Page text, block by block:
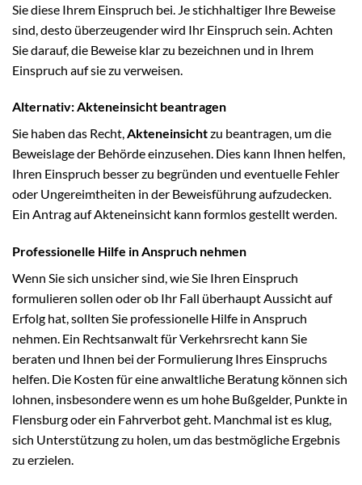
Sie diese Ihrem Einspruch bei. Je stichhaltiger Ihre Beweise
sind, desto überzeugender wird Ihr Einspruch sein. Achten
Sie darauf, die Beweise klar zu bezeichnen und in Ihrem
Einspruch auf sie zu verweisen.
Alternativ: Akteneinsicht beantragen
Sie haben das Recht,Akteneinsichtzu beantragen, um die
Beweislage der Behörde einzusehen. Dies kann Ihnen helfen,
Ihren Einspruch besser zu begründen und eventuelle Fehler
oder Ungereimtheiten in der Beweisführung aufzudecken.
Ein Antrag auf Akteneinsicht kann formlos gestellt werden.
Professionelle Hilfe in Anspruch nehmen
Wenn Sie sich unsicher sind, wie Sie Ihren Einspruch
formulieren sollen oder ob Ihr Fall überhaupt Aussicht auf
Erfolg hat, sollten Sie professionelle Hilfe in Anspruch
nehmen. Ein Rechtsanwalt für Verkehrsrecht kann Sie
beraten und Ihnen bei der Formulierung Ihres Einspruchs
helfen. Die Kosten für eine anwaltliche Beratung können sich
lohnen, insbesondere wenn es um hohe Bußgelder, Punkte in
Flensburg oder ein Fahrverbot geht. Manchmal ist es klug,
sich Unterstützung zu holen, um das bestmögliche Ergebnis
zu erzielen.